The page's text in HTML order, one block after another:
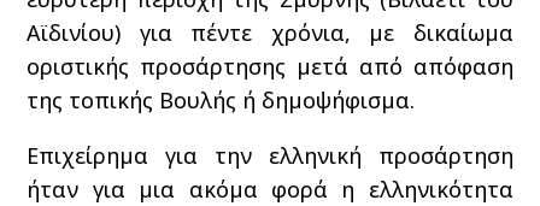
Αϊδινίου) για πέντε χρόνια, με δικαίωμα
οριστικής προσάρτησης μετά από απόφαση
της τοπικής Βουλής ή δημοψήφισμα.
Επιχείρημα για την ελληνική προσάρτηση
ήταν για μια ακόμα φορά η ελληνικότητα